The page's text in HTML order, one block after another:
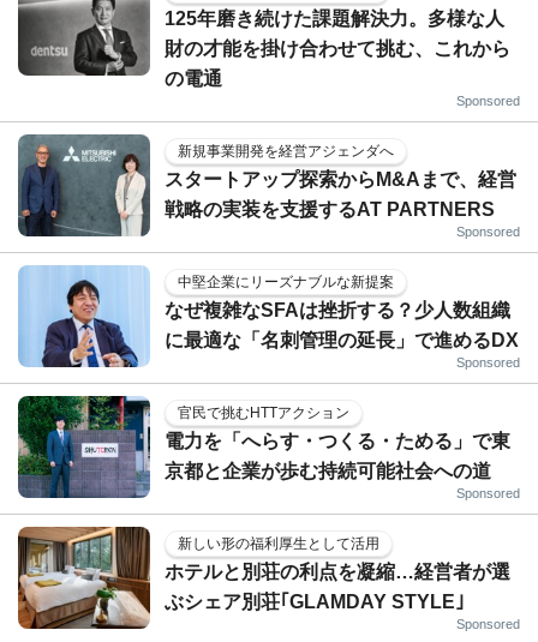
125年磨き続けた課題解決力。多様な人
財の才能を掛け合わせて挑む、これから
の電通
Sponsored
新規事業開発を経営アジェンダへ
スタートアップ探索からM&Aまで、経営
戦略の実装を支援するAT PARTNERS
Sponsored
中堅企業にリーズナブルな新提案
なぜ複雑なSFAは挫折する？少人数組織
に最適な「名刺管理の延長」で進めるDX
Sponsored
官民で挑むHTTアクション
電力を「へらす・つくる・ためる」で東
京都と企業が歩む持続可能社会への道
Sponsored
新しい形の福利厚生として活用
ホテルと別荘の利点を凝縮…経営者が選
ぶシェア別荘｢GLAMDAY STYLE｣
Sponsored